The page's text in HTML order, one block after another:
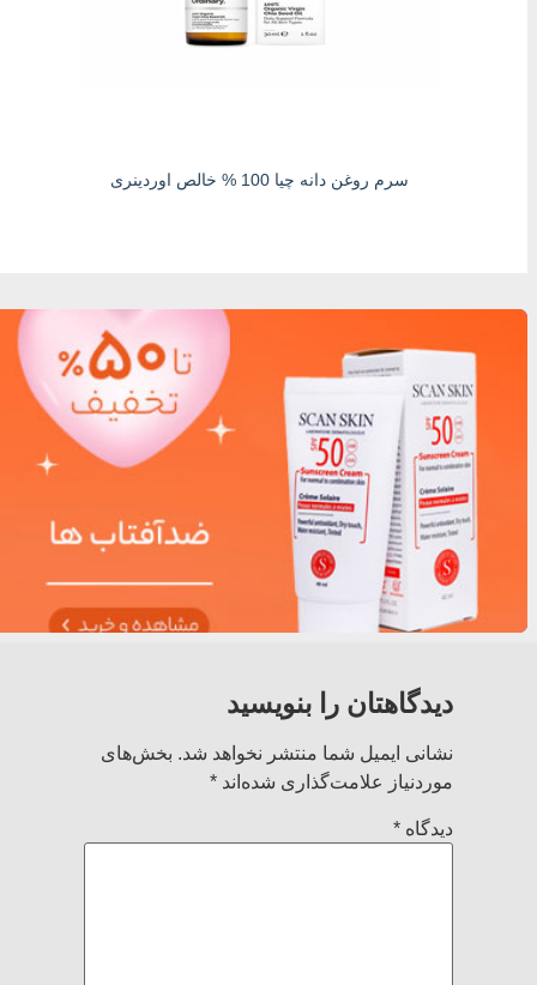
سرم روغن دانه چیا 100 % خالص اوردینری
دیدگاهتان را بنویسید
نشانی ایمیل شما منتشر نخواهد شد. بخش‌های
موردنیاز علامت‌گذاری شده‌اند *
دیدگاه*